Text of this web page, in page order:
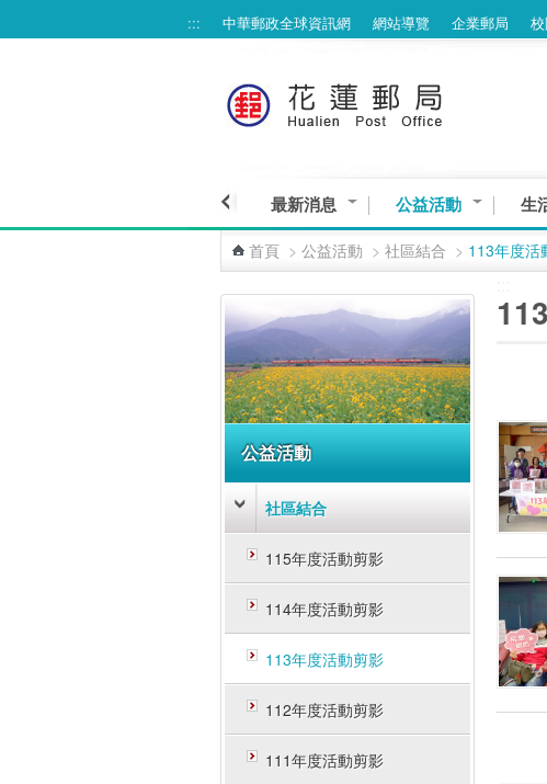
::: 中華郵政全球資訊網 網站導覽 企業郵局
最新消息 公益活動 生
首頁 > 公益活動 > 社區結合 > 113年度活
公益活動
社區結合
115年度活動剪影
114年度活動剪影
113年度活動剪影
112年度活動剪影
111年度活動剪影